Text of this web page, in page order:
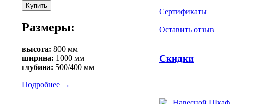
Купить
Размеры:
высота: 800 мм
ширина: 1000 мм
глубина: 500/400 мм
Подробнее →
Сертификаты
Оставить отзыв
Скидки